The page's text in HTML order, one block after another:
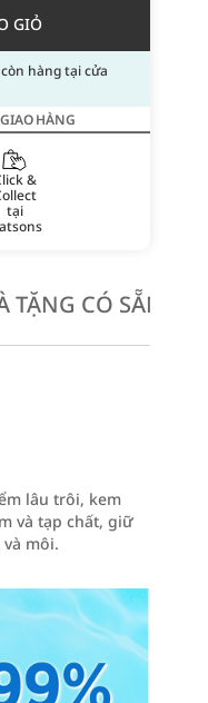
GIỎ
hàng tại cửa
HÀNG
&
tại
TẶNG CÓ SẴN
lâu trôi, kem
và tạp chất, giữ
môi.